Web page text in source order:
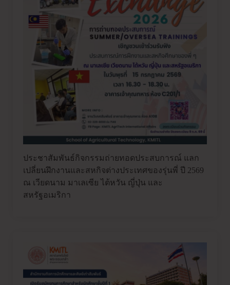
ประชาสัมพันธ์กิจกรรมถ่ายทอดประสบการณ์ แลก
เปลี่ยนฝึกงานและสหกิจต่างประเทศของรุ่นพี่ ปี 2569
ณ เวียดนาม มาเลเซีย ไต้หวัน ญี่ปุ่น และ
สหรัฐอเมริกา